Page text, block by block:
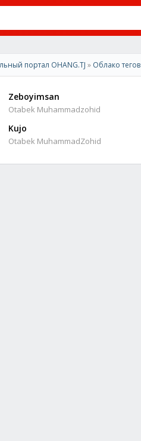
портал OHANG.TJ » Облако тегов
Zeboyimsan
Otabek Muhammadzohid
Kujo
Otabek MuhammadZohid